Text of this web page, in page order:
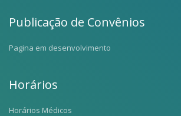
Publicação de Convênios
Pagina em desenvolvimento
Horários
Horários Médicos